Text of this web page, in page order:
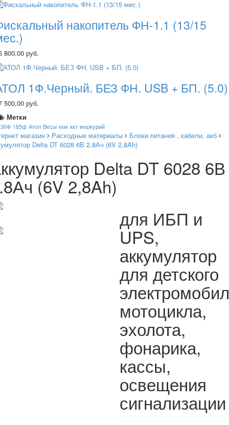
накопитель ФН-1.1 (13/15
800,00 руб.
1Ф.Черный. БЕЗ ФН. USB + БП. (5.0)
500,00 руб.
Метки
185ф Атол Весы ккм ккт меркурий
магазин Расходные материалы
Блоки питания , кабели, акб
Delta DT 6028 6В 2.8Ач (6V 2,8Ah)
Delta DT 6028 6В
(6V 2,8Ah)
для ИБП и
UPS,
аккумулятор
для детского
мотоцикла,
эхолота,
фонарика,
кассы,
освещения
сигнализации